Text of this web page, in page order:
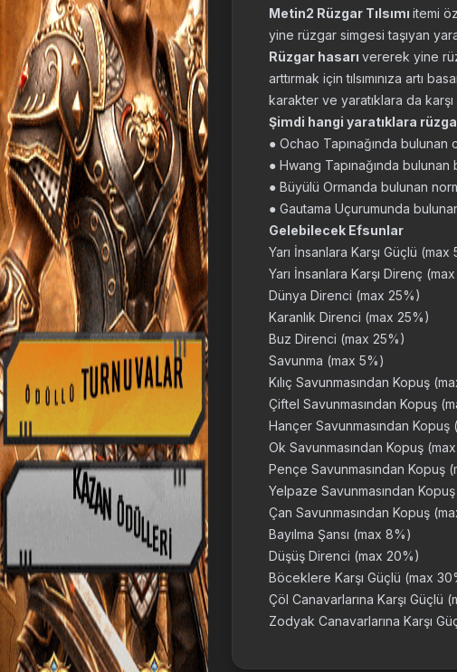
Metin2 Rüzgar Tılsımı itemi
yine rüzgar simgesi taşıyan
Rüzgar hasarı vererek yine
arttırmak için tılsımınıza artı
karakter ve yaratıklara da
Şimdi hangi yaratıklara
● Ochao Tapınağında bulunan
● Hwang Tapınağında
● Büyülü Ormanda bulunan
● Gautama Uçurumunda
Gelebilecek Efsunlar
Yarı İnsanlara Karşı Güçlü (max
Yarı İnsanlara Karşı Direnç
Dünya Direnci (max 25%)
Karanlık Direnci (max 25%)
Buz Direnci (max 25%)
Savunma (max 5%)
Kılıç Savunmasından Kopuş
Çiftel Savunmasından Kopuş
Hançer Savunmasından Kopuş
Ok Savunmasından Kopuş
Pençe Savunmasından Kopuş
Yelpaze Savunmasından
Çan Savunmasından Kopuş
Bayılma Şansı (max 8%)
Düşüş Direnci (max 20%)
Böceklere Karşı Güçlü (max
Çöl Canavarlarına Karşı Güçlü
Zodyak Canavarlarına Karşı